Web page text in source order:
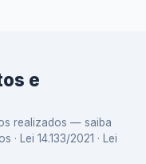
e
realizados — saiba
Lei 14.133/2021 · Lei